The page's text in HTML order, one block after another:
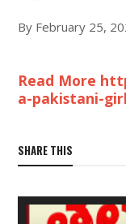
By February 25,
Read More
a-pakistani-
SHARE THIS